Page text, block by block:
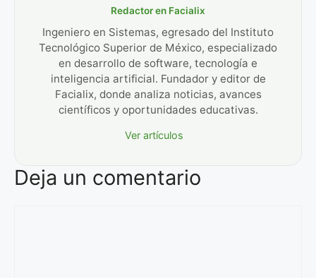
Redactor en Facialix
Ingeniero en Sistemas, egresado del Instituto
Tecnológico Superior de México, especializado
en desarrollo de software, tecnología e
inteligencia artificial. Fundador y editor de
Facialix, donde analiza noticias, avances
científicos y oportunidades educativas.
Ver artículos
Deja un comentario